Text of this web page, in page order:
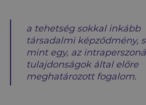
a tehetség sokkal inkább
társadalmi képződmény,
mint egy, az
tulajdonságok által előre
meghatározott fogalom.